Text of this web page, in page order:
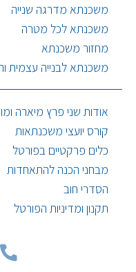
משכנתא מדרגה שנייה
משכנתא לכל מטרה
מחזור משכנתא
משכנתא לבנייה עצמית
אודות שני פרץ מיארה
קורס יועצי משכנתאות
כלים פרקטיים בפורטל
מבחני הכנה להתאחדות
הסדרי חוב
תקנון ומדיניות הפורטל